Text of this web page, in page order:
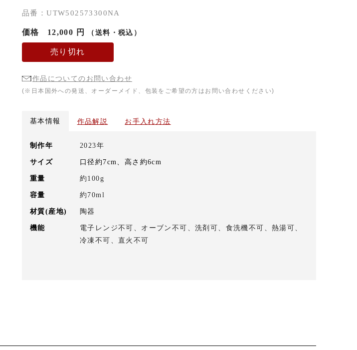
品番：UTW502573300NA
価格 12,000 円 （送料・税込）
売り切れ
作品についてのお問い合わせ
(※日本国外への発送、オーダーメイド、包装をご希望の方はお問い合わせください)
基本情報 作品解説 お手入れ方法
制作年 2023年
サイズ 口径約7cm、高さ約6cm
重量 約100g
容量 約70ml
材質(産地) 陶器
機能
電子レンジ不可、オーブン不可、洗剤可、食洗機不可、熱湯可、
冷凍不可、直火不可